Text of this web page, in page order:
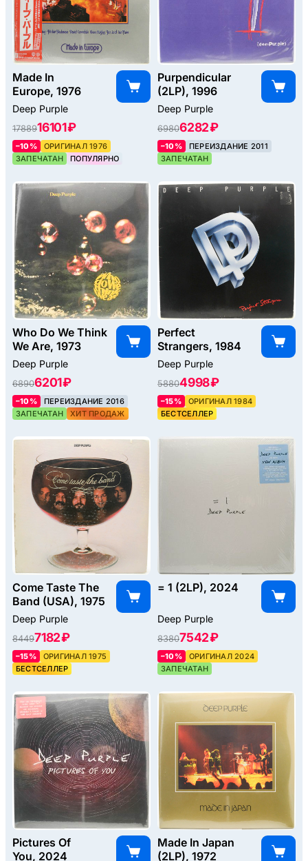
Made In
Europe, 1976
Deep Purple
1788916101 ₽
–10%
ОРИГИНАЛ 1976
ЗАПЕЧАТАН
ПОПУЛЯРНО
Purpendicular
(2LP), 1996
Deep Purple
69806282 ₽
–10%
ПЕРЕИЗДАНИЕ 2011
ЗАПЕЧАТАН
Who Do We Think
We Are, 1973
Deep Purple
68906201 ₽
–10%
ПЕРЕИЗДАНИЕ 2016
ЗАПЕЧАТАН
ХИТ ПРОДАЖ
Perfect
Strangers, 1984
Deep Purple
58804998 ₽
–15%
ОРИГИНАЛ 1984
БЕСТСЕЛЛЕР
Come Taste The
Band (USA), 1975
Deep Purple
84497182 ₽
–15%
ОРИГИНАЛ 1975
БЕСТСЕЛЛЕР
= 1 (2LP), 2024
Deep Purple
83807542 ₽
–10%
ОРИГИНАЛ 2024
ЗАПЕЧАТАН
Pictures Of
You, 2024
Made In Japan
(2LP), 1972